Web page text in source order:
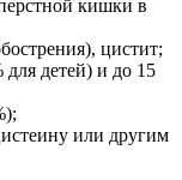
кишки в
цистит;
для детей) и до 15
или другим